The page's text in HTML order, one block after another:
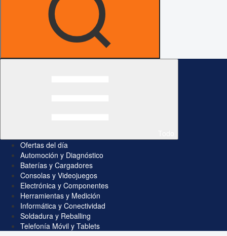
Ofertas del día
Automoción y Diagnóstico
Baterías y Cargadores
Consolas y Videojuegos
Electrónica y Componentes
Herramientas y Medición
Informática y Conectividad
Soldadura y Reballing
Telefonía Móvil y Tablets